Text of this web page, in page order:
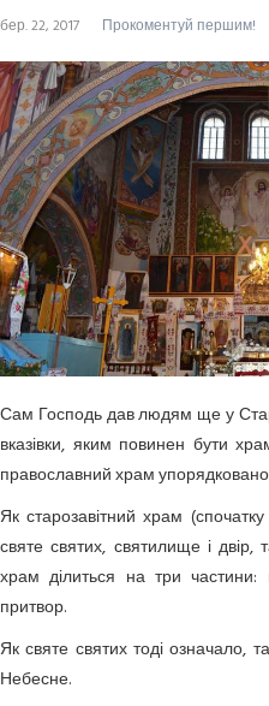
бер. 22, 2017 Прокоментуй першим!
Сам Господь дав людям ще у
вказівки, яким повинен бути
православний храм упорядковано
Як старозавітний храм
святе святих, святилище і двір,
храм ділиться на три частини:
притвор.
Як святе святих тоді означало,
Небесне.